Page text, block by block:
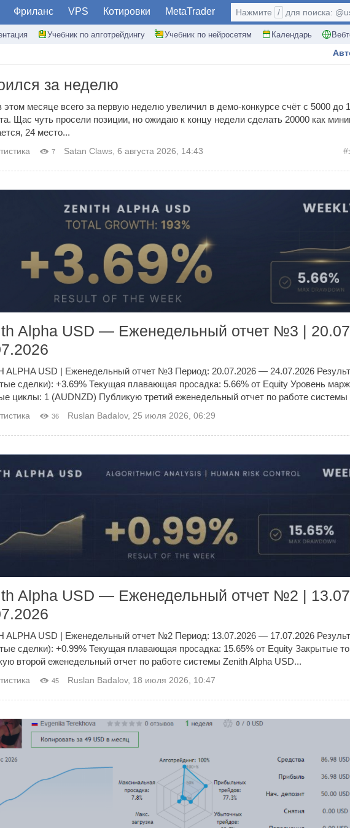
Фриланс VPS Котировки MetaTrader
Учебник по алготрейдингу Учебник по нейросетям Календарь
Нажмите / для поиска:
за неделю
этом месяце всего за первую неделю увеличил в демо-конкурсе счёт с 5000 до
Щас чуть просели позиции, но ожидаю к концу недели сделать 20000 как
24 место...
7 Satan Claws 6 августа 2026, 14:43 #
Alpha USD — Еженедельный отчет №3 |
ALPHA USD | Еженедельный отчет №3 Период: 20.07.2026 — 24.07.2026
сделки): +3.69% Текущая плавающая просадка: 5.66% от Equity Уровень
циклы: 1 (AUDNZD) Публикую третий еженедельный отчет по работе системы
36 Ruslan Badalov, 25 июля 2026, 06:29
Alpha USD — Еженедельный отчет №2 |
ALPHA USD | Еженедельный отчет №2 Период: 13.07.2026 — 17.07.2026
сделки): +0.99% Текущая плавающая просадка: 15.65% от Equity Закрытые
второй еженедельный отчет по работе системы Zenith Alpha USD...
45 Ruslan Badalov, 18 июля 2026, 10:47